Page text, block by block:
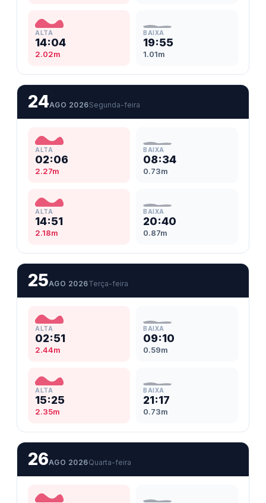
ALTA
14:04
2.02m
BAIXA
19:55
1.01m
24AGO 2026Segunda-feira
ALTA
02:06
2.27m
BAIXA
08:34
0.73m
ALTA
14:51
2.18m
BAIXA
20:40
0.87m
25AGO 2026Terça-feira
ALTA
02:51
2.44m
BAIXA
09:10
0.59m
ALTA
15:25
2.35m
BAIXA
21:17
0.73m
26AGO 2026Quarta-feira